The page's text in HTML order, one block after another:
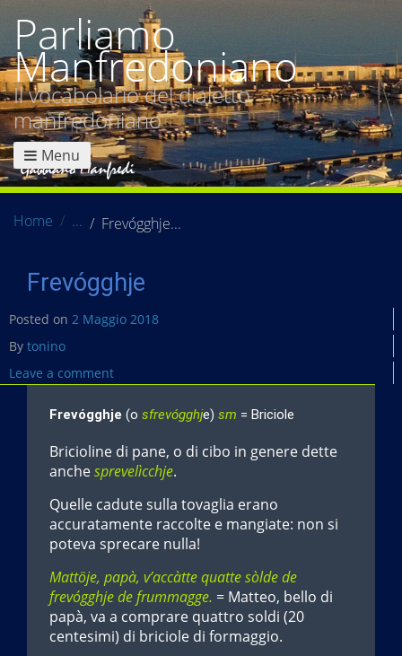
Parliamo
Manfredoniano
Il vocabolario del dialetto
manfredoniano
Menu
Home Frevógghje
Frevógghje
Posted on 2 Maggio 2018
By tonino
Leave a comment
Frevógghje (o sfrevógghje) sm = Briciole
Bricioline di pane, o di cibo in genere dette
anchesprevelìcchje.
Quelle cadute sulla tovaglia erano
accuratamente raccolte e mangiate: non si
poteva sprecare nulla!
Mattöje, papà, v’accàtte quatte sòlde de
frevógghje de frummagge. = Matteo, bello di
papà, va a comprare quattro soldi (20
centesimi) di briciole di formaggio.